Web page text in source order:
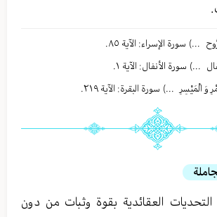
.
. .﴾ سورة الإسراء : الآية ٨٥ .
. . .﴾ سورة الأنفال : الآية ١ .
. . .﴾ سورة البقرة : الآية ٢١٩ .
التحديات العقائدية بقوة وثبات من دون